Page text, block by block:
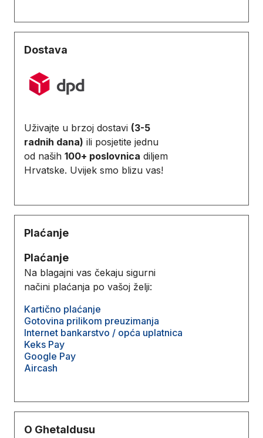
Dostava
Uživajte u brzoj dostavi (3-5
radnih dana) ili posjetite jednu
od naših 100+ poslovnica diljem
Hrvatske. Uvijek smo blizu vas!
Plaćanje
Plaćanje
Na blagajni vas čekaju sigurni
načini plaćanja po vašoj želji:
Kartično plaćanje
Gotovina prilikom preuzimanja
Internet bankarstvo / opća uplatnica
Keks Pay
Google Pay
Aircash
O Ghetaldusu